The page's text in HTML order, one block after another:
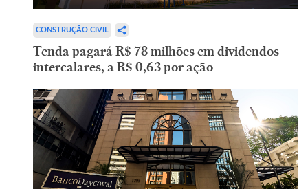
CONSTRUÇÃO CIVIL
Tenda pagará R$ 78 milhões em dividendos
intercalares, a R$ 0,63 por ação